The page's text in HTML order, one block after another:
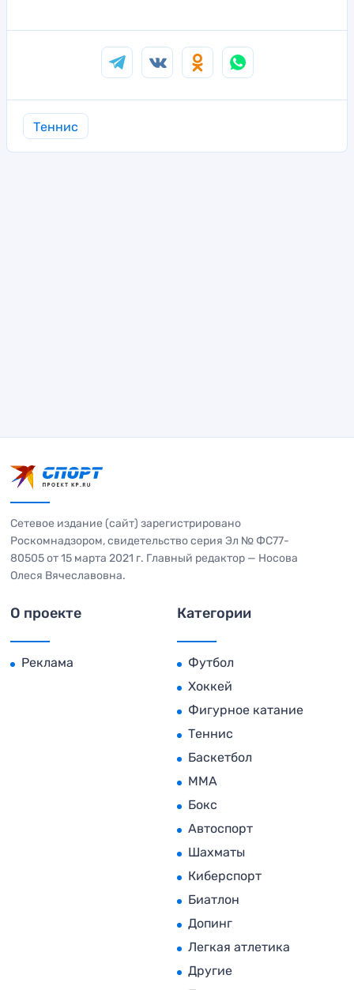
Теннис
Сетевое издание (сайт) зарегистрировано
Роскомнадзором, свидетельство серия Эл № ФС77-
80505 от 15 марта 2021 г. Главный редактор — Носова
Олеся Вячеславовна.
О проекте
Реклама
Категории
Футбол
Хоккей
Фигурное катание
Теннис
Баскетбол
MMA
Бокс
Автоспорт
Шахматы
Киберспорт
Биатлон
Допинг
Легкая атлетика
Другие